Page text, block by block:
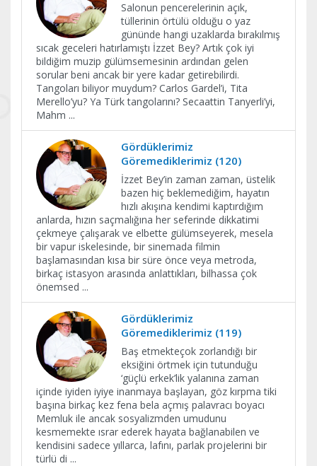
Salonun pencerelerinin açık,
tüllerinin örtülü olduğu o yaz
gününde hangi uzaklarda bırakılmış
sıcak geceleri hatırlamıştı İzzet Bey? Artık çok iyi
bildiğim muzip gülümsemesinin ardından gelen
sorular beni ancak bir yere kadar getirebilirdi.
Tangoları biliyor muydum? Carlos Gardel’i, Tita
Merello’yu? Ya Türk tangolarını? Secaattin Tanyerli’yi,
Mahm ...
Gördüklerimiz
Göremediklerimiz (120)
İzzet Bey’in zaman zaman, üstelik
bazen hiç beklemediğim, hayatın
hızlı akışına kendimi kaptırdığım
anlarda, hızın saçmalığına her seferinde dikkatimi
çekmeye çalışarak ve elbette gülümseyerek, mesela
bir vapur iskelesinde, bir sinemada filmin
başlamasından kısa bir süre önce veya metroda,
birkaç istasyon arasında anlattıkları, bilhassa çok
önemsed ...
Gördüklerimiz
Göremediklerimiz (119)
Baş etmekteçok zorlandığı bir
eksiğini örtmek için tutunduğu
‘güçlü erkek’lik yalanına zaman
içinde iyiden iyiye inanmaya başlayan, göz kırpma tiki
başına birkaç kez fena bela açmış palavracı boyacı
Memluk ile ancak sosyalizmden umudunu
kesmemekte ısrar ederek hayata bağlanabilen ve
kendisini sadece yıllarca, lafını, parlak projelerini bir
türlü di ...